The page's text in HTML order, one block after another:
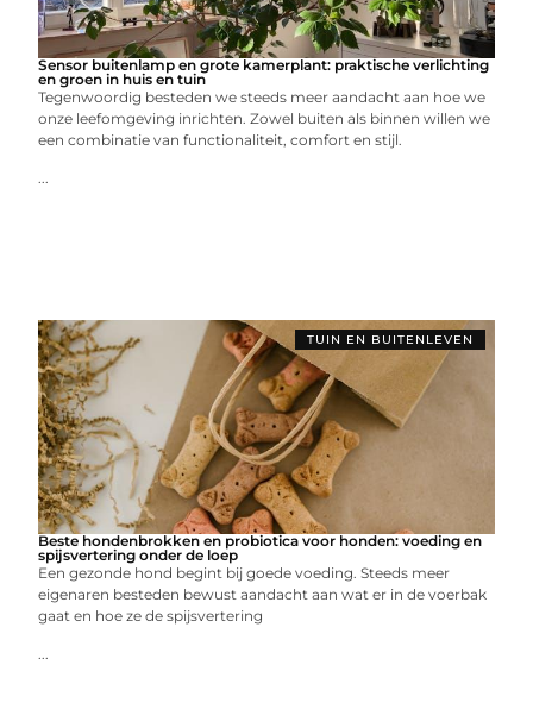
Sensor buitenlamp en grote kamerplant: praktische verlichting
en groen in huis en tuin
Tegenwoordig besteden we steeds meer aandacht aan hoe we
onze leefomgeving inrichten. Zowel buiten als binnen willen we
een combinatie van functionaliteit, comfort en stijl.
...
TUIN EN BUITENLEVEN
Beste hondenbrokken en probiotica voor honden: voeding en
spijsvertering onder de loep
Een gezonde hond begint bij goede voeding. Steeds meer
eigenaren besteden bewust aandacht aan wat er in de voerbak
gaat en hoe ze de spijsvertering
...